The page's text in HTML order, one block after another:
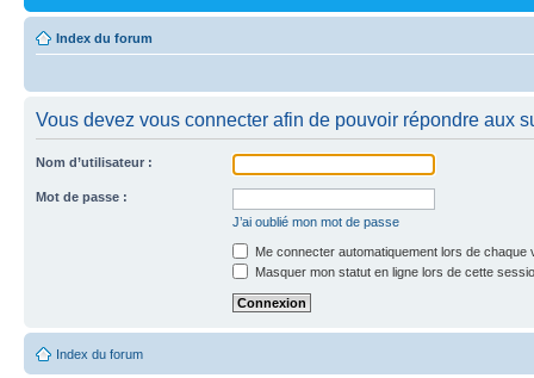
Index du forum
Vous devez vous connecter afin de pouvoir répondre aux
Nom d’utilisateur :
Mot de passe :
J’ai oublié mon mot de passe
Me connecter automatiquement lors de chaque
Masquer mon statut en ligne lors de cette
Index du forum